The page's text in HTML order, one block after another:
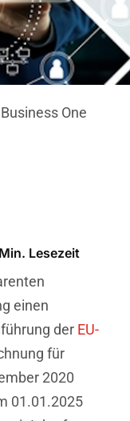
One
Lesezeit
einen
der EU-
für
2020
01.01.2025